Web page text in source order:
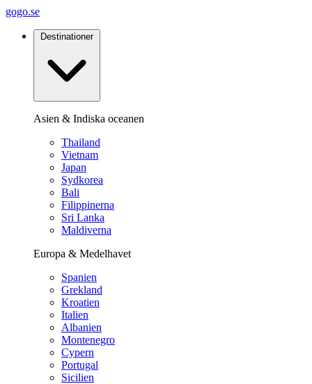
gogo.se
Destinationer
Asien & Indiska oceanen
Thailand
Vietnam
Japan
Sydkorea
Bali
Filippinerna
Sri Lanka
Maldiverna
Europa & Medelhavet
Spanien
Grekland
Kroatien
Italien
Albanien
Montenegro
Cypern
Portugal
Sicilien